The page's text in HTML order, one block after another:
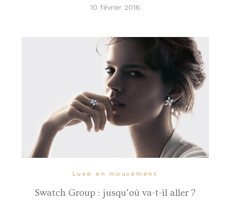
10 février 2016
Luxe en mouvement
Swatch Group : jusqu’où va-t-il aller ?